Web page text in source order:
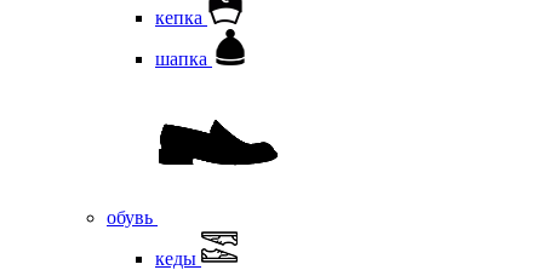
кепка
шапка
обувь
кеды